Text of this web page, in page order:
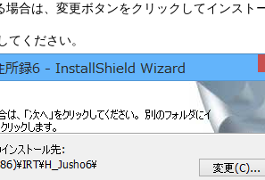
場合は、変更ボタンをクリックしてインスト
てください。